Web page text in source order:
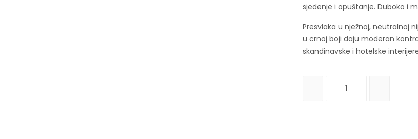
sjedenje i opuštanje. Duboko i
Presvlaka u nježnoj, neutralnoj
u crnoj boji daju moderan
skandinavske i hotelske